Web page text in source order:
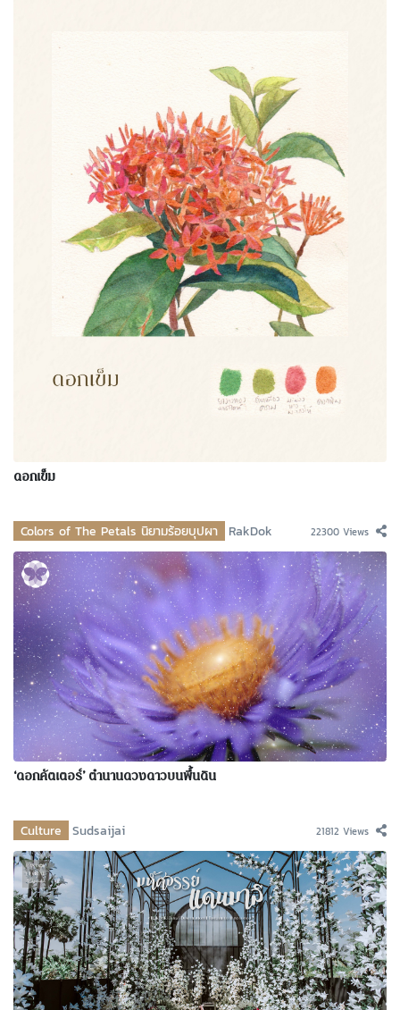
ดอกเข็ม
Colors of The Petals นิยามร้อยบุปผา RakDok 22300 Views
‘ดอกคัตเตอร์’ ตำนานดวงดาวบนพื้นดิน
Culture Sudsaijai 21812 Views